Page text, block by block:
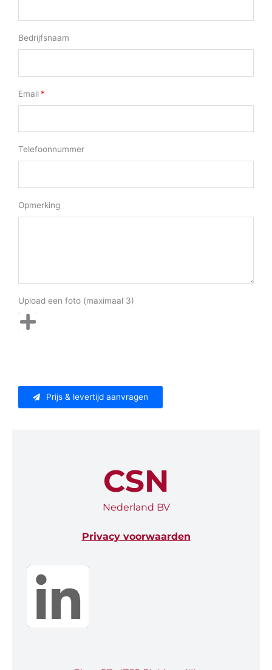
Bedrijfsnaam
Email
Telefoonnummer
Opmerking
Upload een foto (maximaal 3)
Prijs & levertijd aanvragen
CSN
Nederland BV
Privacy voorwaarden